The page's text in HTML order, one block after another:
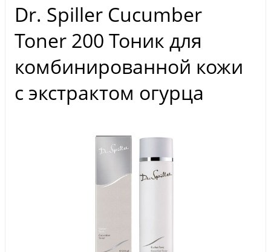
Dr. Spiller Cucumber
Toner 200 Тоник для
комбинированной кожи
с экстрактом огурца